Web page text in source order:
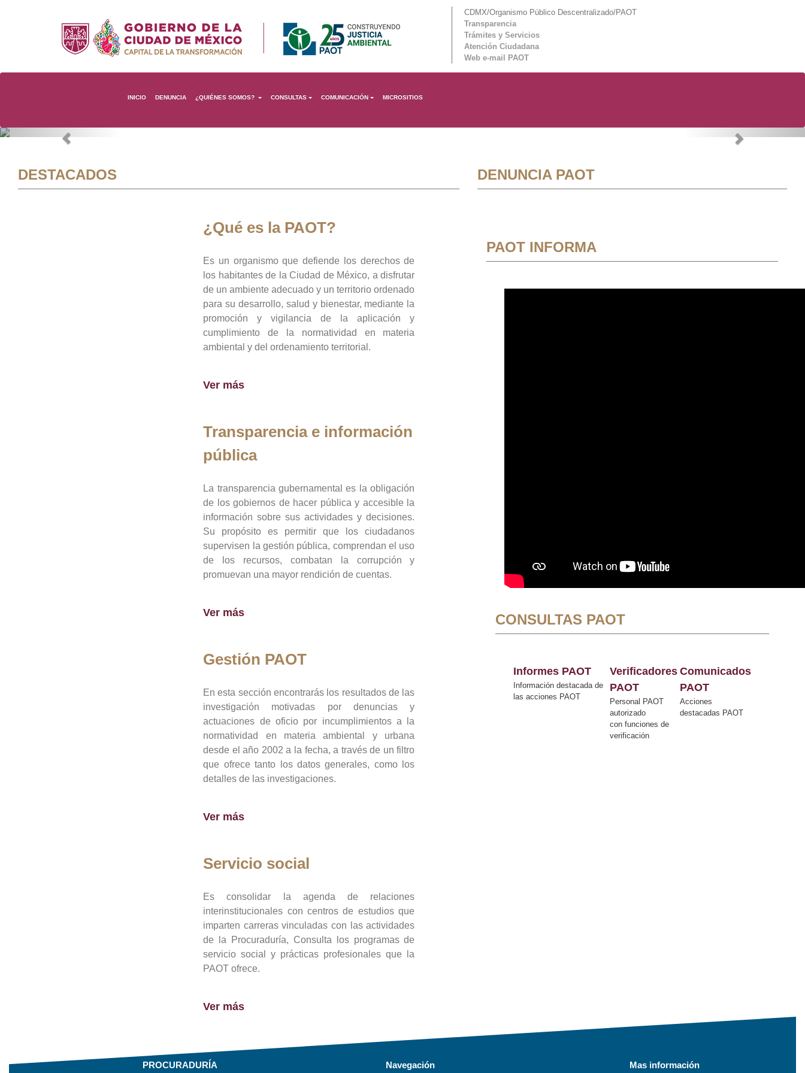
CDMX/Organismo Público Descentralizado/PAOT
Transparencia
Trámites y Servicios
Atención Ciudadana
Web e-mail PAOT
INICIO DENUNCIA ¿QUIÉNES SOMOS? CONSULTAS COMUNICACIÓN MICROSITIOS
Previous Next
DESTACADOS
¿Qué es la PAOT?
Es un organismo que defiende los derechos de
los habitantes de la Ciudad de México, a disfrutar
de un ambiente adecuado y un territorio ordenado
para su desarrollo, salud y bienestar, mediante la
promoción y vigilancia de la aplicación y
cumplimiento de la normatividad en materia
ambiental y del ordenamiento territorial.
Ver más
Transparencia e información
pública
La transparencia gubernamental es la obligación
de los gobiernos de hacer pública y accesible la
información sobre sus actividades y decisiones.
Su propósito es permitir que los ciudadanos
supervisen la gestión pública, comprendan el uso
de los recursos, combatan la corrupción y
promuevan una mayor rendición de cuentas.
Ver más
Gestión PAOT
En esta sección encontrarás los resultados de las
investigación motivadas por denuncias y
actuaciones de oficio por incumplimientos a la
normatividad en materia ambiental y urbana
desde el año 2002 a la fecha, a través de un filtro
que ofrece tanto los datos generales, como los
detalles de las investigaciones.
Ver más
Servicio social
Es consolidar la agenda de relaciones
interinstitucionales con centros de estudios que
imparten carreras vinculadas con las actividades
de la Procuraduría, Consulta los programas de
servicio social y prácticas profesionales que la
PAOT ofrece.
Ver más
DENUNCIA PAOT
PAOT INFORMA
CONSULTAS PAOT
Informes PAOT
Información destacada de
las acciones PAOT
Verificadores
PAOT
Personal PAOT
autorizado
con funciones de
verificación
Comunicados
PAOT
Acciones
destacadas PAOT
PROCURADURÍA Navegación Mas información